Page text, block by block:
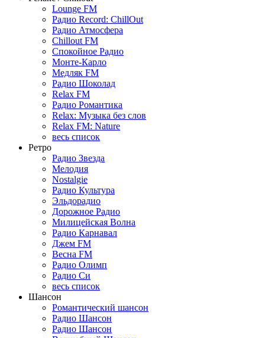
Lounge FM
Радио Record: ChillOut
Радио Атмосфера
Chillout FM
Спокойное Радио
Монте-Карло
Медляк FM
Радио Шоколад
Relax FM
Радио Романтика
Relax: Музыка без слов
Relax FM: Nature
весь список
Ретро
Радио Звезда
Мелодия
Nostalgie
Радио Культура
Эльдорадио
Дорожное Радио
Милицейская Волна
Радио Карнавал
Джем FM
Весна FM
Радио Олимп
Радио Си
весь список
Шансон
Романтический шансон
Радио Шансон
Радио Шансон